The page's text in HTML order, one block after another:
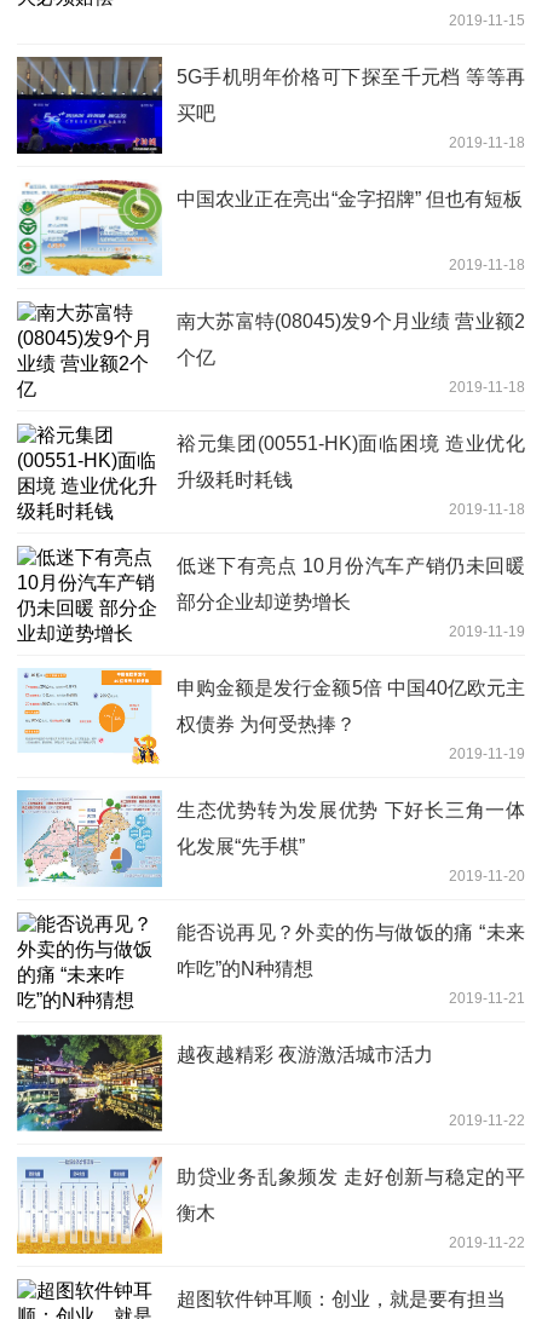
2019-11-15
5G手机明年价格可下探至千元档 等等再
买吧
2019-11-18
中国农业正在亮出“金字招牌” 但也有短板
2019-11-18
南大苏富特(08045)发9个月业绩 营业额2
个亿
2019-11-18
裕元集团(00551-HK)面临困境 造业优化
升级耗时耗钱
2019-11-18
低迷下有亮点 10月份汽车产销仍未回暖
部分企业却逆势增长
2019-11-19
申购金额是发行金额5倍 中国40亿欧元主
权债券 为何受热捧？
2019-11-19
生态优势转为发展优势 下好长三角一体
化发展“先手棋”
2019-11-20
能否说再见？外卖的伤与做饭的痛 “未来
咋吃”的N种猜想
2019-11-21
越夜越精彩 夜游激活城市活力
2019-11-22
助贷业务乱象频发 走好创新与稳定的平
衡木
2019-11-22
超图软件钟耳顺：创业，就是要有担当